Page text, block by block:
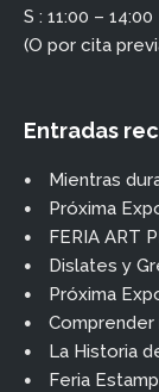
S : 11:00 – 14:00
(O por cita
Entradas
Mientras
Próxima
FERIA ART
Dislates y
Próxima
Comprender
La Historia
Feria